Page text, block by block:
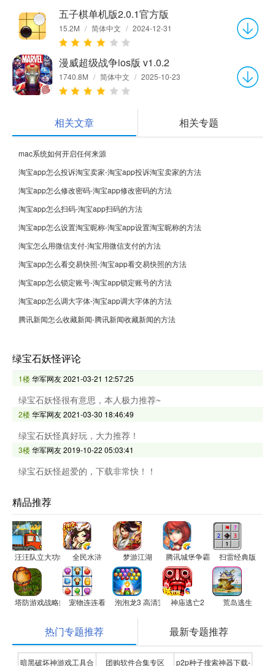
五子棋单机版2.0.1官方版
15.2M / 简体中文 / 2024-12-31
漫威超级战争ios版 v1.0.2
1740.8M / 简体中文 / 2025-10-23
相关文章 相关专题
mac系统如何开启任何来源
淘宝app怎么投诉淘宝卖家-淘宝app投诉淘宝卖家的方法
淘宝app怎么修改密码-淘宝app修改密码的方法
淘宝app怎么扫码-淘宝app扫码的方法
淘宝app怎么设置淘宝昵称-淘宝app设置淘宝昵称的方法
淘宝怎么用微信支付-淘宝用微信支付的方法
淘宝app怎么看交易快照-淘宝app看交易快照的方法
淘宝app怎么锁定账号-淘宝app锁定账号的方法
淘宝app怎么调大字体-淘宝app调大字体的方法
腾讯新闻怎么收藏新闻-腾讯新闻收藏新闻的方法
绿宝石妖怪评论
1楼华军网友2021-03-21 12:57:25
绿宝石妖怪很有意思，本人极力推荐~
2楼华军网友2021-03-30 18:46:49
绿宝石妖怪真好玩，大力推荐！
3楼华军网友2019-10-22 05:03:41
绿宝石妖怪超爱的，下载非常快！！
精品推荐
汪汪队立大功救火救援小游戏
全民水浒 梦游江湖 腾讯城堡争霸 扫雷经典版
塔防游戏战略疯狂网游宠物连连看 泡泡龙3 高清完美版神庙逃亡2 荒岛逃生
热门专题推荐 最新专题推荐
暗黑破坏神游戏工具合 团购软件合集专区 p2p种子搜索神器下载-